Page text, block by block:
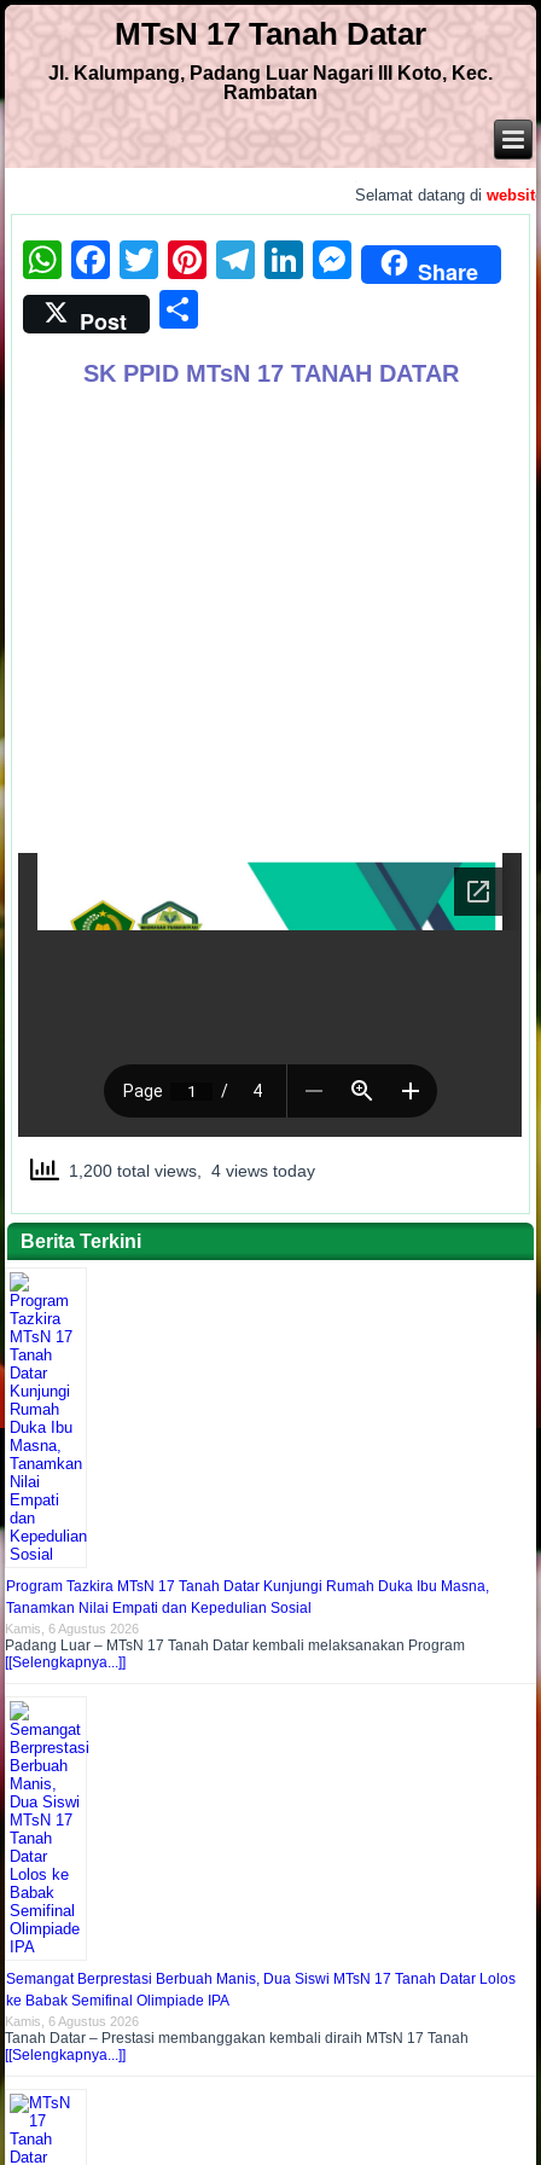
MTsN 17 Tanah Datar
Jl. Kalumpang, Padang Luar Nagari III Koto, Kec.
Rambatan
Selamat datang diwebsite
WhatsApp
Facebook
Twitter
Pinterest
Telegram
LinkedIn
Share
Post
SK PPID MTsN 17 TANAH DATAR
1,200 total views, 4 views today
Berita Terkini
Program Tazkira MTsN 17 Tanah Datar Kunjungi Rumah Duka Ibu Masna,
Tanamkan Nilai Empati dan Kepedulian Sosial
Kamis, 6 Agustus 2026
Padang Luar – MTsN 17 Tanah Datar kembali melaksanakan Program
[[Selengkapnya...]]
Semangat Berprestasi Berbuah Manis, Dua Siswi MTsN 17 Tanah Datar Lolos
ke Babak Semifinal Olimpiade IPA
Kamis, 6 Agustus 2026
Tanah Datar – Prestasi membanggakan kembali diraih MTsN 17 Tanah
[[Selengkapnya...]]